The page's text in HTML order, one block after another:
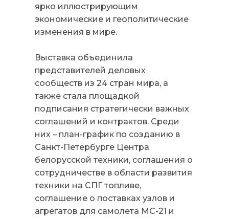
ярко иллюстрирующим
экономические и геополитические
изменения в мире.
Выставка объединила
представителей деловых
сообществ из 24 стран мира, а
также стала площадкой
подписания стратегически важных
соглашений и контрактов. Среди
них – план-график по созданию в
Санкт-Петербурге Центра
белорусской техники, соглашения о
сотрудничестве в области развития
техники на СПГ топливе,
соглашение о поставках узлов и
агрегатов для самолета МС-21 и